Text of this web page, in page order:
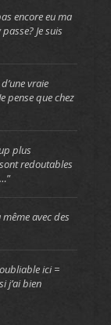
encore eu ma
Je suis
vraie
pense que chez
plus
redoutables
”
même avec des
ici =
j’ai bien